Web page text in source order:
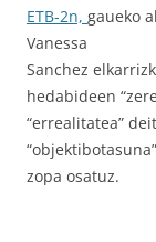
ETB-2n, gaueko
Vanessa
Sanchez
hedabideen
“errealitatea”
zopa osatuz.